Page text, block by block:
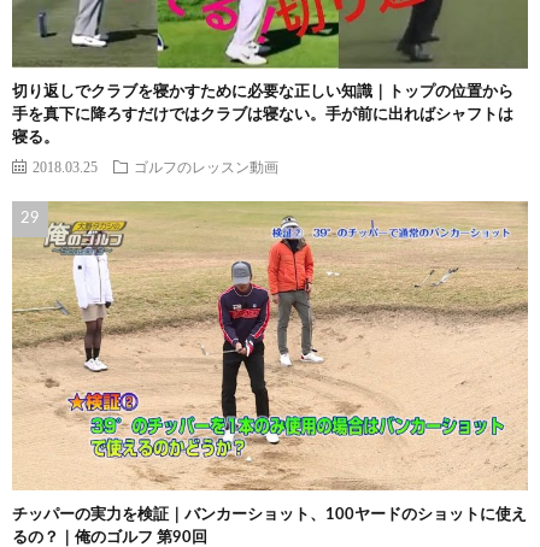
切り返しでクラブを寝かすために必要な正しい知識｜トップの位置から
手を真下に降ろすだけではクラブは寝ない。手が前に出ればシャフトは
寝る。
2018.03.25 ゴルフのレッスン動画
チッパーの実力を検証｜バンカーショット、100ヤードのショットに使え
るの？｜俺のゴルフ 第90回